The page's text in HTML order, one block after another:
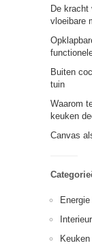
De
vloeibare
Buiten
tuin
Waarom
keuken
Canvas
Interieur
Keuken